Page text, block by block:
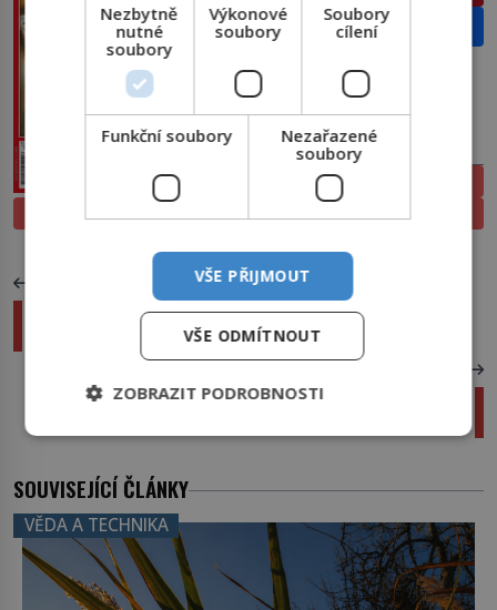
PROLISTOVAT
Email
PŘEDPLATNÉ
ELEKTRONICKÉ
TIŠTĚNÉ
Pavouci létají na pavučinách. Neuvěřitelný trik
jménem ballooning
Home office na terase: Jak eliminovat odlesky
SOUVISEJÍCÍ ČLÁNKY
VĚDA A TECHNIKA
Nezbytně
nutné
soubory
Výkonové
soubory
Soubory
cílení
Funkční soubory
Nezařazené
soubory
VŠE PŘIJMOUT
VŠE ODMÍTNOUT
ZOBRAZIT PODROBNOSTI